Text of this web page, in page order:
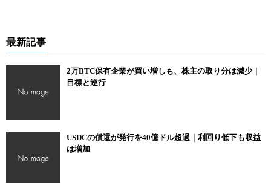
最新記事
2万BTC保有企業が買い増しも、株主の取り分は減少｜
目標と逆行
USDCの償還が発行を40億ドル超過｜利回り低下も収益
は増加